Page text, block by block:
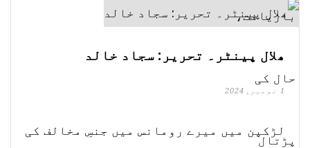
ھلال پینٹر۔ تحریر: سجاد خالد
1 نومبر, 2024
لڑکپن میں میرے رومانس میں جنسِ مخالف کی